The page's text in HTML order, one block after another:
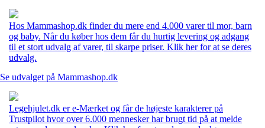
Hos Mammashop.dk finder du mere end 4.000 varer til mor, barn
og baby. Når du køber hos dem får du hurtig levering og adgang
til et stort udvalg af varer, til skarpe priser. Klik her for at se deres
udvalg.
Se udvalget på Mammashop.dk
Legehjulet.dk er e-Mærket og får de højeste karakterer på
Trustpilot hvor over 6.000 mennesker har brugt tid på at melde